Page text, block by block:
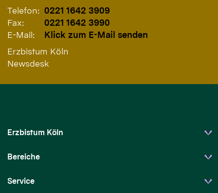
Telefon: 0221 1642 3909
Fax:
0221 1642 3990
E-Mail:
Klick zum E-Mail senden
Erzbistum Köln
Newsdesk
Erzbistum Köln
Bereiche
Service